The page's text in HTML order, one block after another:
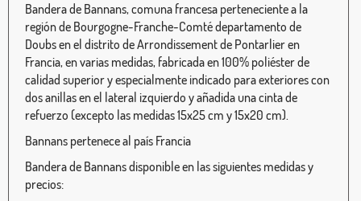
Bandera de Bannans, comuna francesa perteneciente a la
región de Bourgogne-Franche-Comté departamento de
Doubs en el distrito de Arrondissement de Pontarlier en
Francia, en varias medidas, fabricada en 100% poliéster de
calidad superior y especialmente indicado para exteriores con
dos anillas en el lateral izquierdo y añadida una cinta de
refuerzo (excepto las medidas 15x25 cm y 15x20 cm).
Bannans pertenece al país Francia
Bandera de Bannans disponible en las siguientes medidas y
precios: